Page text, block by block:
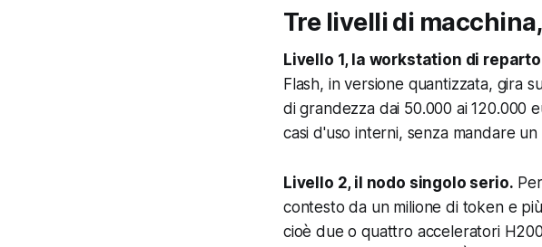
Tre livelli di
Livello 1, la workstation di
Flash, in versione quantizzata, gira
di grandezza dai 50.000 ai 120.000
casi d'uso interni, senza mandare
Livello 2, il nodo singolo serio.
contesto da un milione di token e
cioè due o quattro acceleratori